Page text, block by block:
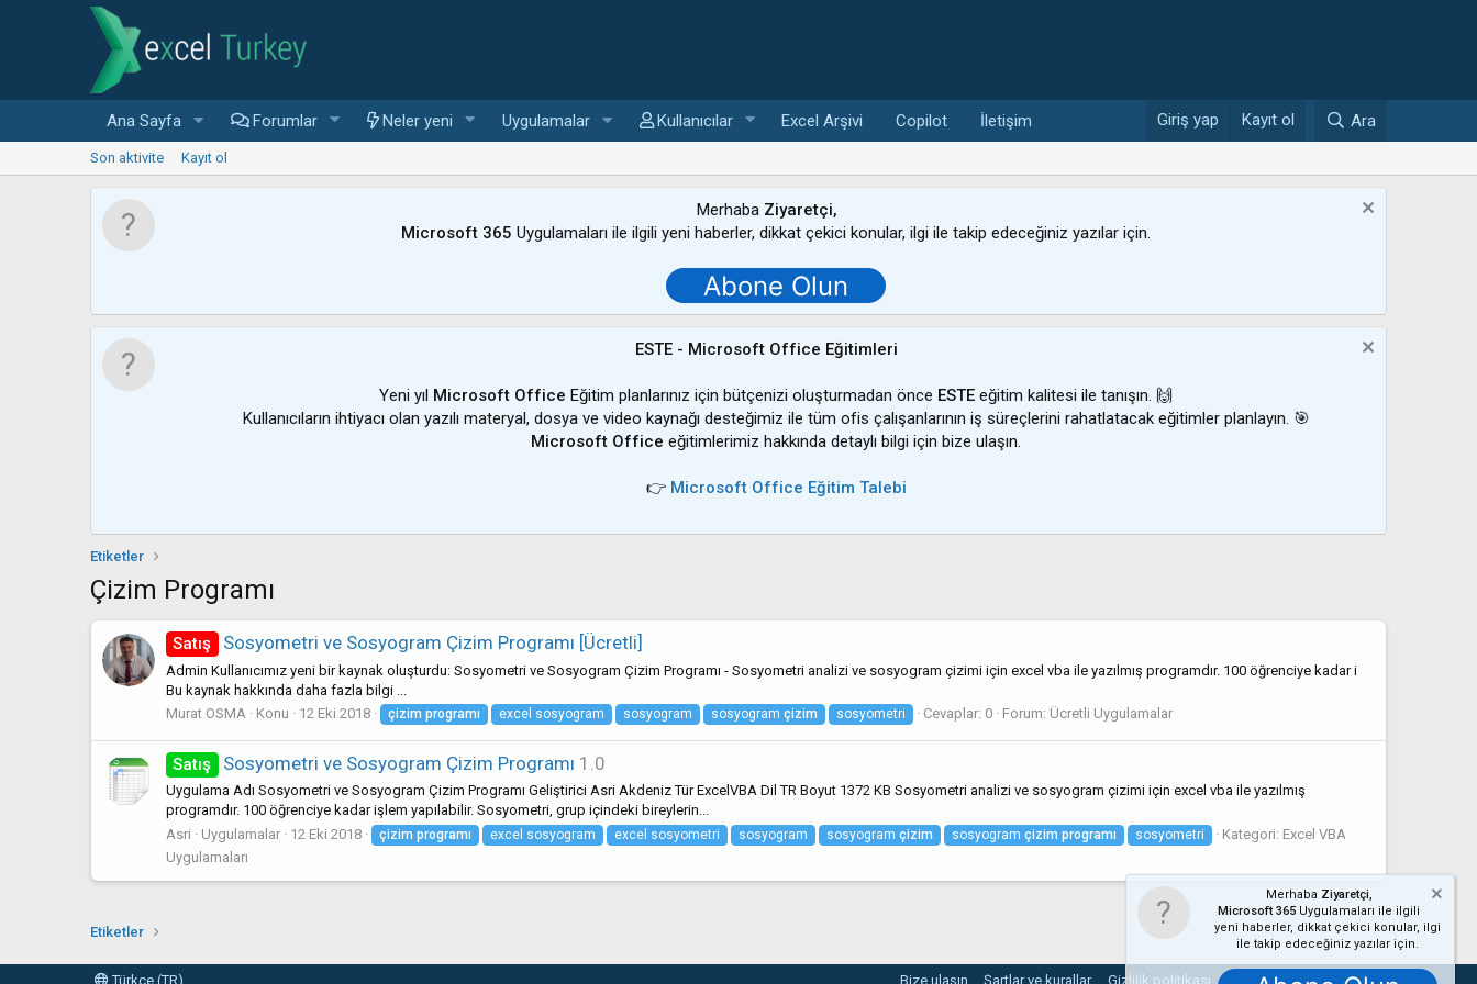
Ana Sayfa Forumlar Neler yeni Uygulamalar Kullanıcılar Excel Arşivi Copilot İletişim Giriş yap Kayıt ol Ara
Son aktivite Kayıt ol
Merhaba Ziyaretçi,
Microsoft 365 Uygulamaları ile ilgili yeni haberler, dikkat çekici konular, ilgi ile takip edeceğiniz yazılar için.
Abone Olun
ESTE - Microsoft Office Eğitimleri
Yeni yıl Microsoft Office Eğitim planlarınız için bütçenizi oluşturmadan önce ESTE eğitim kalitesi ile tanışın. 🙌
Kullanıcıların ihtiyacı olan yazılı materyal, dosya ve video kaynağı desteğimiz ile tüm ofis çalışanlarının iş süreçlerini rahatlatacak eğitimler planlayın. 🎯
Microsoft Office eğitimlerimiz hakkında detaylı bilgi için bize ulaşın.
👉 Microsoft Office Eğitim Talebi
Etiketler
Çizim Programı
Satış Sosyometri ve Sosyogram Çizim Programı [Ücretli]
Admin Kullanıcımız yeni bir kaynak oluşturdu: Sosyometri ve Sosyogram Çizim Programı - Sosyometri analizi ve sosyogram çizimi için excel vba ile yazılmış programdır. 100 öğrenciye kadar i
Bu kaynak hakkında daha fazla bilgi ...
Murat OSMA
Konu 12 Eki 2018 çizim programı excel sosyogram sosyogram sosyogram çizim sosyometri Cevaplar: 0 Forum: Ücretli Uygulamalar
Satış Sosyometri ve Sosyogram Çizim Programı 1.0
Uygulama Adı Sosyometri ve Sosyogram Çizim Programı Geliştirici Asri Akdeniz Tür ExcelVBA Dil TR Boyut 1372 KB Sosyometri analizi ve sosyogram çizimi için excel vba ile yazılmış
programdır. 100 öğrenciye kadar işlem yapılabilir. Sosyometri, grup içindeki bireylerin...
Asri
Uygulamalar 12 Eki 2018 çizim programı excel sosyogram excel sosyometri sosyogram sosyogram çizim sosyogram çizim programı sosyometri Kategori: Excel VBA
Uygulamaları
Etiketler
Türkçe (TR) Bize ulaşın Şartlar ve kurallar Gizlilik politikası Yardım Ana sayfa R
Merhaba Ziyaretçi,
Microsoft 365 Uygulamaları ile ilgili
yeni haberler, dikkat çekici konular, ilgi
ile takip edeceğiniz yazılar için.